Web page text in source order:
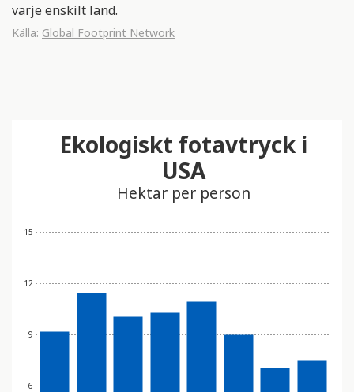
varje enskilt land.
Källa: Global Footprint Network
6
9
12
15
Ekologiskt fotavtryck i
USA
Hektar per person